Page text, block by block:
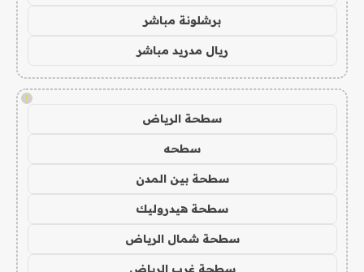
برشلونة مباشر
ريال مدريد مباشر
!
سطحة الرياض
سطحه
سطحة بين المدن
سطحة هيدروليك
سطحة شمال الرياض
سطحة غرب الرياض